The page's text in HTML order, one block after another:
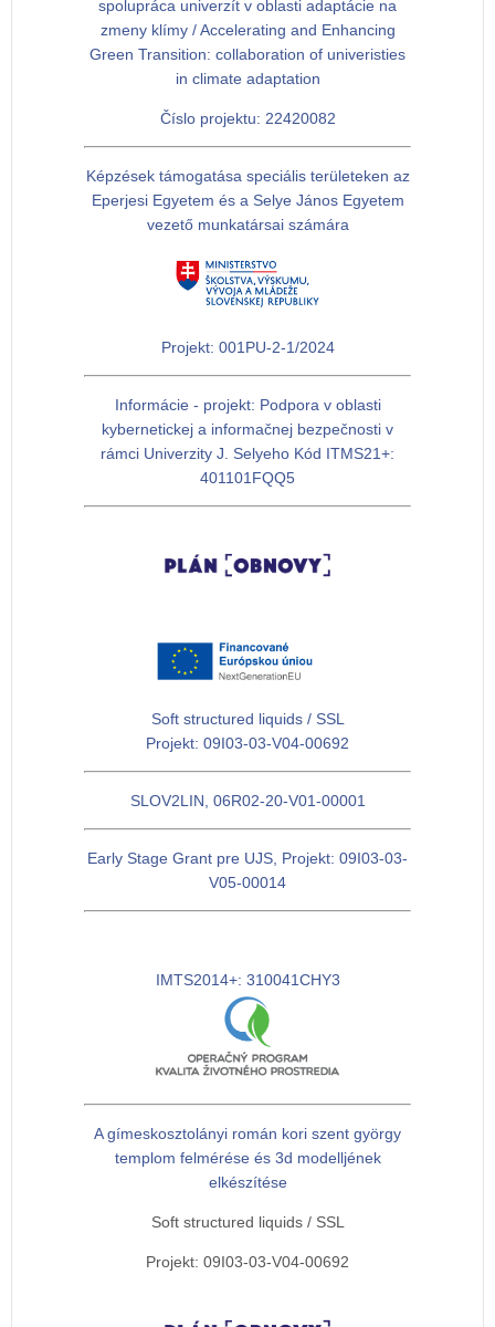
spolupráca univerzít v oblasti adaptácie na
zmeny klímy / Accelerating and Enhancing
Green Transition: collaboration of univeristies
in climate adaptation
Číslo projektu: 22420082
Képzések támogatása speciális területeken az
Eperjesi Egyetem és a Selye János Egyetem
vezető munkatársai számára
Projekt: 001PU-2-1/2024
Informácie - projekt: Podpora v oblasti
kybernetickej a informačnej bezpečnosti v
rámci Univerzity J. Selyeho Kód ITMS21+:
401101FQQ5
Soft structured liquids / SSL
Projekt: 09I03-03-V04-00692
SLOV2LIN, 06R02-20-V01-00001
Early Stage Grant pre UJS, Projekt: 09I03-03-
V05-00014
IMTS2014+: 310041CHY3
A gímeskosztolányi román kori szent györgy
templom felmérése és 3d modelljének
elkészítése
Soft structured liquids / SSL
Projekt: 09I03-03-V04-00692